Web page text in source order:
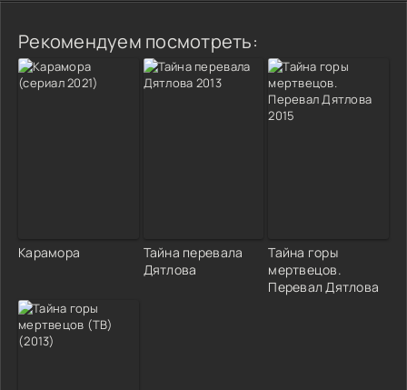
Рекомендуем посмотреть:
Карамора
Тайна перевала
Дятлова
Тайна горы
мертвецов.
Перевал Дятлова